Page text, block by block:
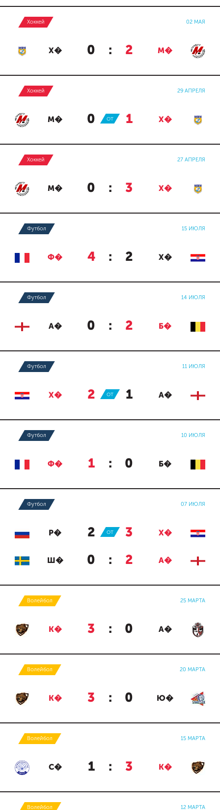
Хоккей 02 МАЯ
Х� 0 : 2 М�
Хоккей 29 АПРЕЛЯ
М� 0 : 1 Х�
ОТ
Хоккей 27 АПРЕЛЯ
М� 0 : 3 Х�
Футбол 15 ИЮЛЯ
Ф� 4 : 2 Х�
Футбол 14 ИЮЛЯ
А� 0 : 2 Б�
Футбол 11 ИЮЛЯ
Х� 2 : 1 А�
ОТ
Футбол 10 ИЮЛЯ
Ф� 1 : 0 Б�
Футбол 07 ИЮЛЯ
Р� 2 : 3 Х�
ОТ
Ш� 0 : 2 А�
Волейбол 25 МАРТА
К� 3 : 0 А�
Волейбол 20 МАРТА
К� 3 : 0 Ю�
Волейбол 15 МАРТА
С� 1 : 3 К�
Волейбол 12 МАРТА